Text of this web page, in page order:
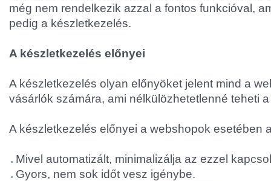
még nem rendelkezik azzal a fontos funkcióval,
pedig a készletkezelés.
A készletkezelés előnyei
A készletkezelés olyan előnyöket jelent mind a
vásárlók számára, ami nélkülözhetetlenné teheti
A készletkezelés előnyei a webshopok esetében
Mivel automatizált, minimalizálja az ezzel
Gyors, nem sok időt vesz igénybe.